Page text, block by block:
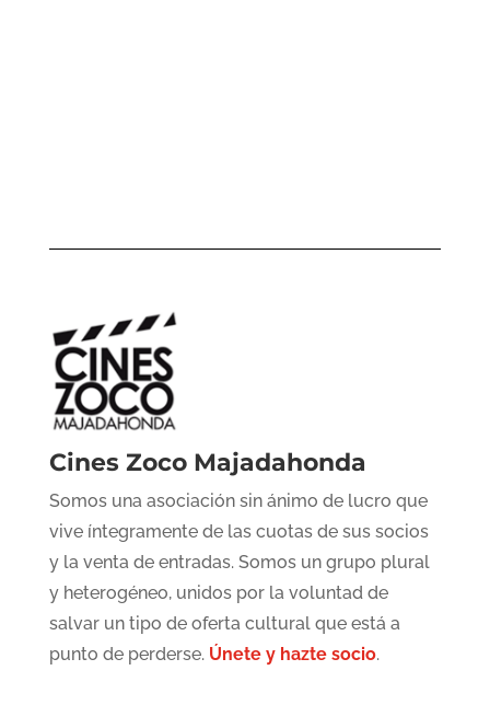
Cines Zoco Majadahonda
Somos una asociación sin ánimo de lucro que
vive íntegramente de las cuotas de sus socios
y la venta de entradas. Somos un grupo plural
y heterogéneo, unidos por la voluntad de
salvar un tipo de oferta cultural que está a
punto de perderse. Únete y hazte socio.